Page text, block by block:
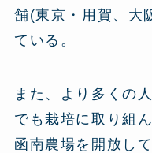
舗(東京・用賀、大
ている。
また、より多くの
でも栽培に取り組
函南農場を開放し